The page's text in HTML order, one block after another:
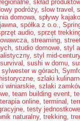
, skład produktów
podróży, slow travel ,
domowa, spływy
, spółka z o.o.,
audio, sprzęt
, streaming,
, studio domowe, styl
, styl mid-century
survival , sushi w domu,
sylwester w górach,
, szlaki
winiarskie, szlaki
, team building event,
terapia online, terminal ,
, testy jednostkowe
naturalny, trekking,